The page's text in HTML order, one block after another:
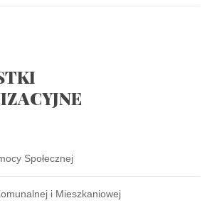
Społecznej
i Mieszkaniowej